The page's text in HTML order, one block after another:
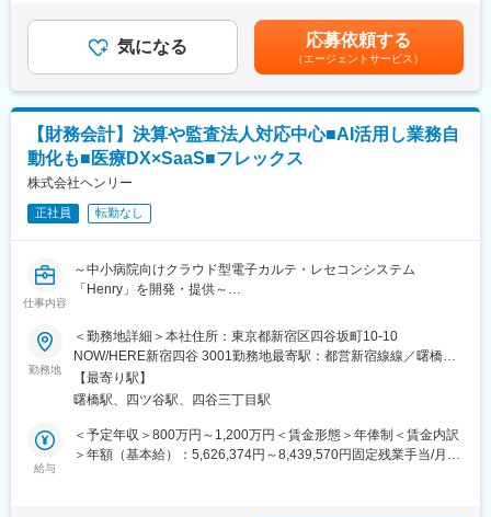
■待遇
平均年収907万円と医療機器メーカーでNo1の平均年収を誇り、住
宅手当・家族手当・借り上げ社宅等と手当がかなり充実しており
ます。
■キャリア
富士フイルムグループの育成制度「＋STORY」で成長をサポー
ト。ジョブローテーションや研修でキャリアの幅を広げられま
す。
■組織構成
変更の範囲：会社の定める業務
■当社について：
「ライフケア」「情報・通信」の分野でグローバルに事業を展開
するHOYA株式会社のグループ企業として、コンタクトレンズ専
門店「アイシティ」を全国に370店舗以上展開。コンタクトレン
ズおよび関連商品の販売を通じて、お客さま一人ひとりの“見え
る”を支えるアイケアサービスを提供しています。
変更の範囲：会社の定める業務
通じて上下する可能性があります。月給(月額)は固定手当を含めた
表記です。気になる 応募依頼する
（エージェントサービス）
【財務会計】決算や監査法人対応中心■AI活用し業務自
動化も■医療DX×SaaS■フレックス
株式会社ヘンリー
正社員 転勤なし
仕事内容
～中小病院向けクラウド型電子カルテ・レセコンシステム
「Henry」を開発・提供～
■業務内容
財務会計領域の中核メンバーとして、決算業務や監査法人対応を
中心に、経理・会計業務全般を担当いただきます。
また、CFOや経営陣と連携しながら、会計プロセスの整備や内部
統制の構築など、財務会計機能の高度化にも取り組んでいただき
ます。
勤務地
＜勤務地詳細＞本社住所：東京都新宿区四谷坂町10-10
NOW/HERE新宿四谷 3001勤務地最寄駅：都営新宿線線／曙橋駅
受動喫煙対策：敷地内全面禁煙変更の範囲：会社の定める事業所
（リモートワーク含む）
【最寄り駅】
曙橋駅、四ツ谷駅、四谷三丁目駅
給与
＜予定年収＞800万円～1,200万円＜賃金形態＞年俸制＜賃金内訳
＞年額（基本給）：5,626,374円～8,439,570円固定残業手当/月：